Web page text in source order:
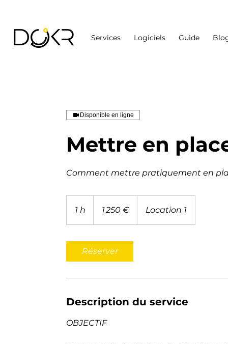
Services Logiciels Guide
Disponible en ligne
Mettre en
Comment mettre pratiquement en
1 h 1 250 € Location 1
Réserver
Description du service
OBJECTIF